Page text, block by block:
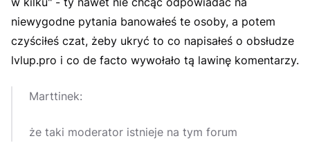
niewygodne pytania banowałeś te osoby, a potem
czyściłeś czat, żeby ukryć to co napisałeś o obsłudze
lvlup.pro i co de facto wywołało tą lawinę komentarzy.
Marttinek:
że taki moderator istnieje na tym forum